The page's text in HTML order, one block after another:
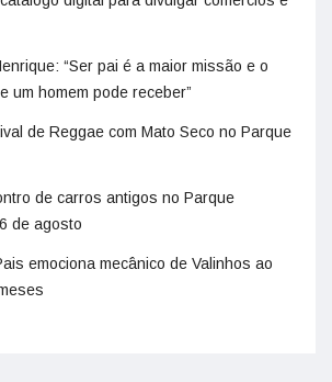
“Ser pai é a maior missão e o
um homem pode receber”
de Reggae com Mato Seco no Parque
de carros antigos no Parque
de agosto
emociona mecânico de Valinhos ao